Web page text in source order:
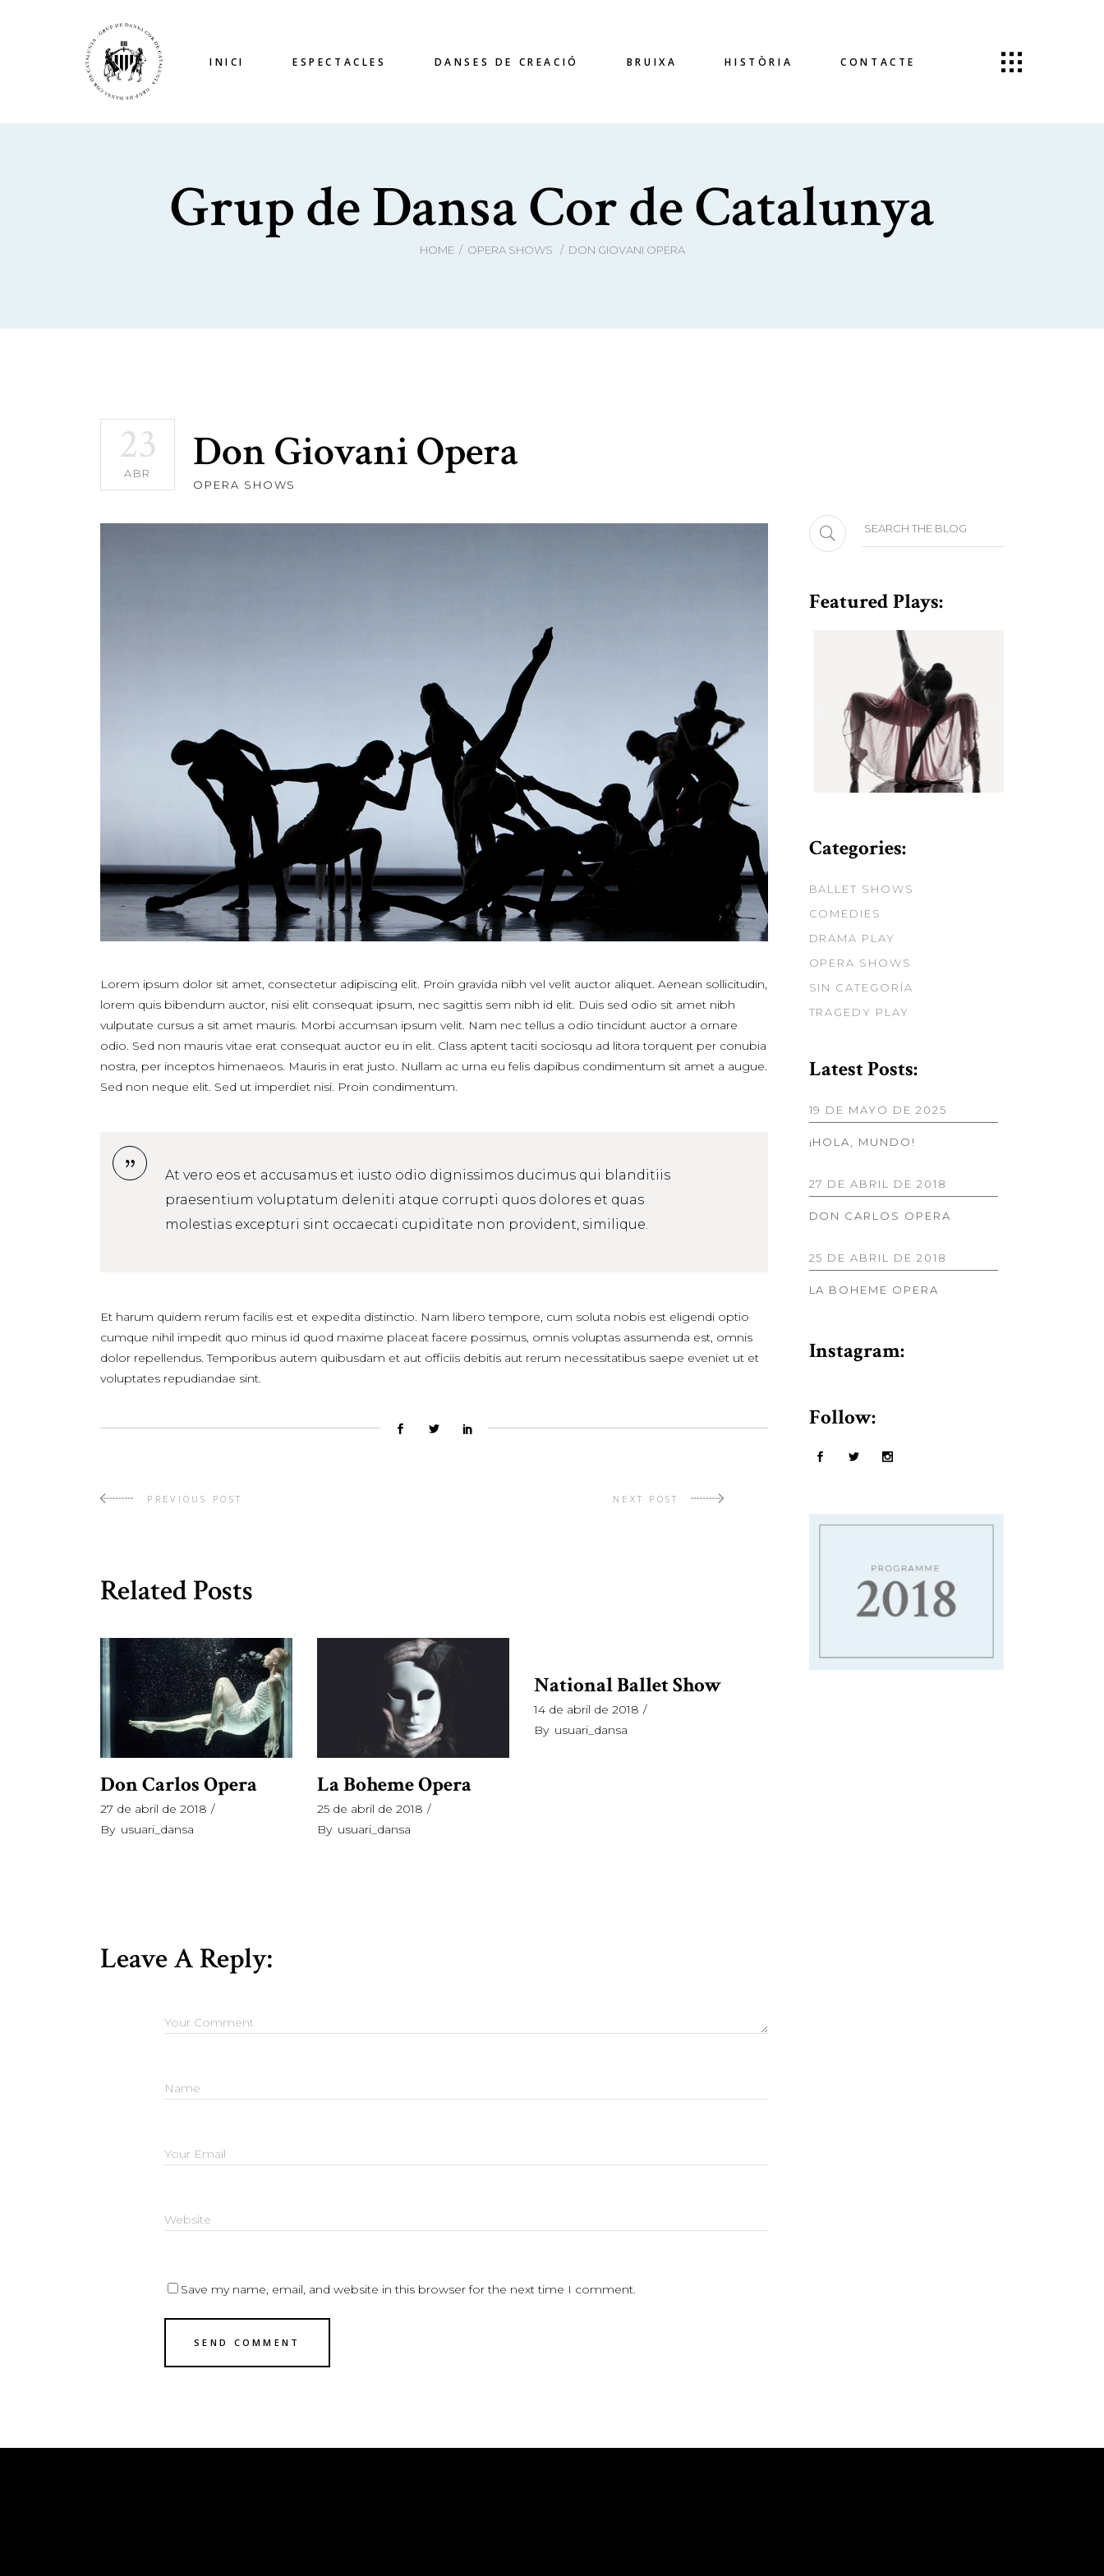
INICI ESPECTACLES DANSES DE CREACIÓ BRUIXA HISTÒRIA CONTACTE
Grup de Dansa Cor de Catalunya
HOME / OPERA SHOWS / DON GIOVANI OPERA
23
ABR Don Giovani Opera
OPERA SHOWS
Lorem ipsum dolor sit amet, consectetur adipiscing elit. Proin gravida nibh vel velit auctor aliquet. Aenean sollicitudin,
lorem quis bibendum auctor, nisi elit consequat ipsum, nec sagittis sem nibh id elit. Duis sed odio sit amet nibh
vulputate cursus a sit amet mauris. Morbi accumsan ipsum velit. Nam nec tellus a odio tincidunt auctor a ornare
odio. Sed non mauris vitae erat consequat auctor eu in elit. Class aptent taciti sociosqu ad litora torquent per conubia
nostra, per inceptos himenaeos. Mauris in erat justo. Nullam ac urna eu felis dapibus condimentum sit amet a augue.
Sed non neque elit. Sed ut imperdiet nisi. Proin condimentum.
At vero eos et accusamus et iusto odio dignissimos ducimus qui blanditiis
praesentium voluptatum deleniti atque corrupti quos dolores et quas
molestias excepturi sint occaecati cupiditate non provident, similique.
Et harum quidem rerum facilis est et expedita distinctio. Nam libero tempore, cum soluta nobis est eligendi optio
cumque nihil impedit quo minus id quod maxime placeat facere possimus, omnis voluptas assumenda est, omnis
dolor repellendus. Temporibus autem quibusdam et aut officiis debitis aut rerum necessitatibus saepe eveniet ut et
voluptates repudiandae sint.
PREVIOUS POST NEXT POST
Related Posts
Don Carlos Opera
27 de abril de 2018
By usuari_dansa
La Boheme Opera
25 de abril de 2018
By usuari_dansa
National Ballet Show
14 de abril de 2018
By usuari_dansa
Leave A Reply:
Save my name, email, and website in this browser for the next time I comment.
Search
Featured Plays:
Categories:
BALLET SHOWS
COMEDIES
DRAMA PLAY
OPERA SHOWS
SIN CATEGORÍA
TRAGEDY PLAY
Latest Posts:
19 DE MAYO DE 2025
¡HOLA, MUNDO!
27 DE ABRIL DE 2018
DON CARLOS OPERA
25 DE ABRIL DE 2018
LA BOHEME OPERA
Instagram:
Follow: